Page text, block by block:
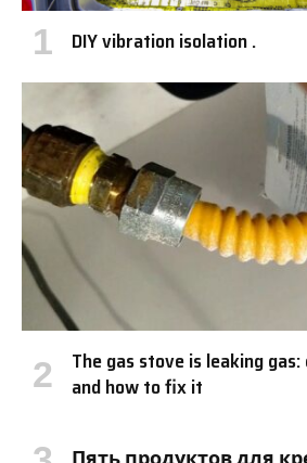
DIY vibration isolation .
The gas stove is leaking
and how to fix it